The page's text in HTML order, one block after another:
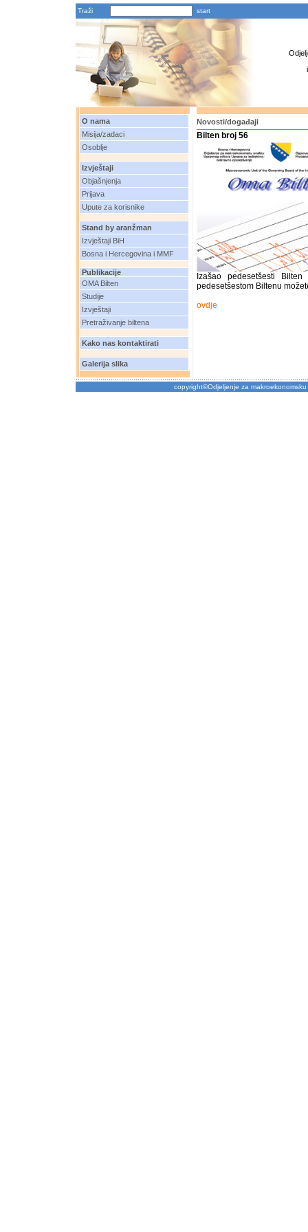
Traži
O nama
Misija/zadaci
Osoblje
Izvještaji
Objašnjenja
Prijava
Upute za korisnike
Stand by aranžman
Izvještaji BiH
Bosna i Hercegovina i MMF
Publikacije
OMA Bilten
Studije
Izvještaji
Pretraživanje biltena
Kako nas kontaktirati
Galerija slika
Novosti/događaji
Bilten broj 56
Izašao pedesetšesti
pedesetšestom Biltenu
ovdje
copyright©Odjeljenje za